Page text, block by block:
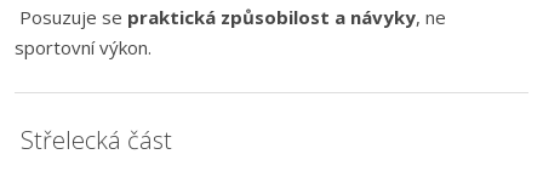
Posuzuje se praktická způsobilost a návyky, ne
sportovní výkon.
Střelecká část